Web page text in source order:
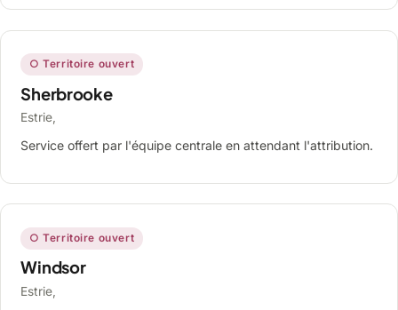
○ Territoire ouvert
Sherbrooke
Estrie,
Service offert par l'équipe centrale en attendant l'attribution.
○ Territoire ouvert
Windsor
Estrie,